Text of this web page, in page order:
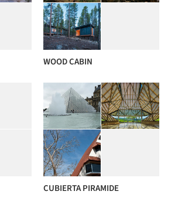
WOOD CABIN
CUBIERTA PIRAMIDE